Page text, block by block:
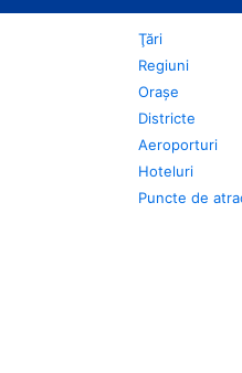
Ţări
Regiuni
Oraşe
Districte
Aeroporturi
Hoteluri
Puncte de